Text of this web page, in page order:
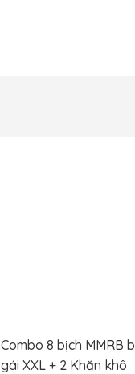
Combo 8 bịch MMRB
gái XXL + 2 Khăn khô